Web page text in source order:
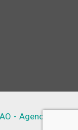
- Agencija